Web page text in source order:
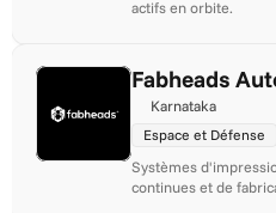
actifs en orbite.
Fabheads
Karnataka
Espace et Défense
Systèmes
continues et de